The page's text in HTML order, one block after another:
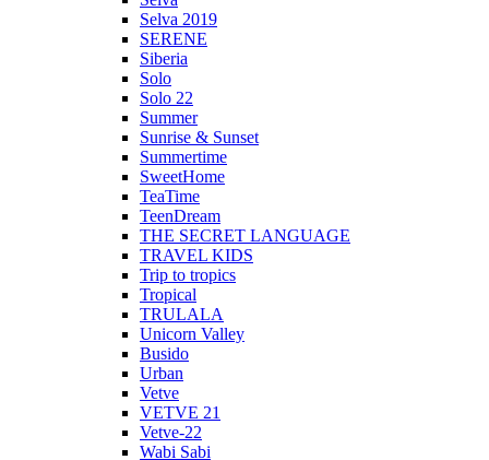
Selva 2019
SERENE
Siberia
Solo
Solo 22
Summer
Sunrise & Sunset
Summertime
SweetHome
TeaTime
TeenDream
THE SECRET LANGUAGE
TRAVEL KIDS
Trip to tropics
Tropical
TRULALA
Unicorn Valley
Busido
Urban
Vetve
VETVE 21
Vetve-22
Wabi Sabi